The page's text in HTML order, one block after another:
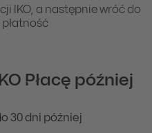
IKO, a następnie wróć do
Płacę później
30 dni później